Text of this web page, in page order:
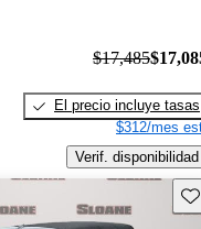
$17,485
El precio incluye tasas
$312/mes
Verif. disponibilidad